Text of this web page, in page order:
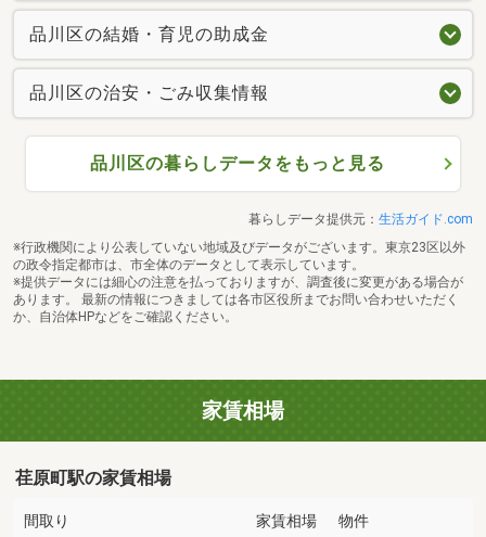
品川区の結婚・育児の助成金
品川区の治安・ごみ収集情報
品川区の暮らしデータをもっと見る
暮らしデータ提供元： 生活ガイド.com
※行政機関により公表していない地域及びデータがございます。東京23区以外
の政令指定都市は、市全体のデータとして表示しています。
※提供データには細心の注意を払っておりますが、調査後に変更がある場合が
あります。 最新の情報につきましては各市区役所までお問い合わせいただく
か、自治体HPなどをご確認ください。
家賃相場
荏原町駅の家賃相場
間取り 家賃相場 物件